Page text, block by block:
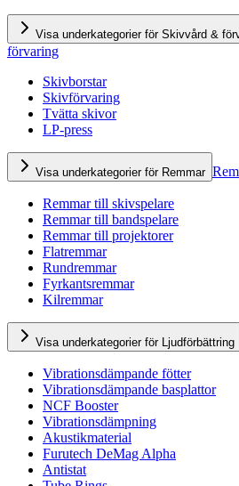
Visa underkategorier för Skivvård &
förvaring
Skivborstar
Skivförvaring
Tvätta skivor
LP-press
Visa underkategorier för Remmar
Remmar till skivspelare
Remmar till bandspelare
Remmar till projektorer
Flatremmar
Rundremmar
Fyrkantsremmar
Kilremmar
Visa underkategorier för Ljudförbättring
Vibrationsdämpande fötter
Vibrationsdämpande basplattor
NCF Booster
Vibrationsdämpning
Akustikmaterial
Furutech DeMag Alpha
Antistat